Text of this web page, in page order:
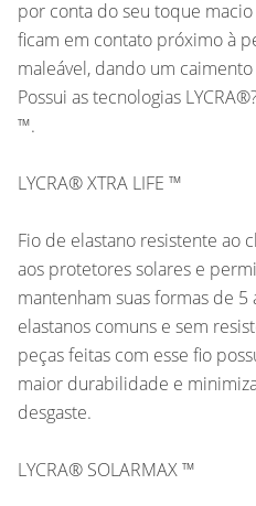
por conta do seu toque
ficam em contato próximo à
maleável, dando um
Possui as tecnologias
™.
LYCRA® XTRA LIFE ™
Fio de elastano resistente ao
aos protetores solares e
mantenham suas formas de 5
elastanos comuns e sem
peças feitas com esse fio
maior durabilidade e
desgaste.
LYCRA® SOLARMAX ™